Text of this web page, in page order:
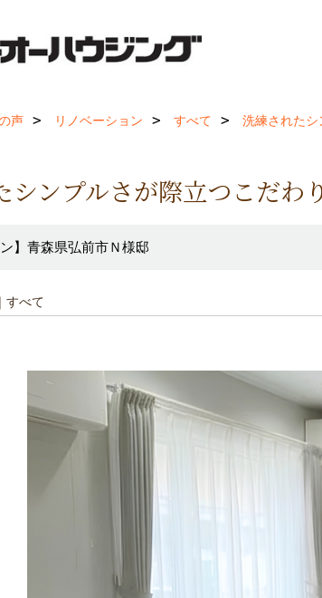
声 リノベーション すべて 洗練された
シンプルさが際立つこだわ
】青森県弘前市Ｎ様邸
すべて